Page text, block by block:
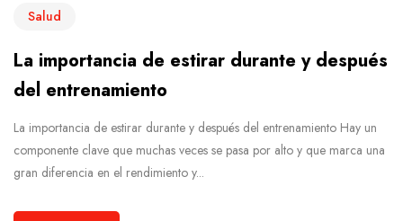
Salud
La importancia de estirar durante y después
del entrenamiento
La importancia de estirar durante y después del entrenamiento Hay un
componente clave que muchas veces se pasa por alto y que marca una
gran diferencia en el rendimiento y...